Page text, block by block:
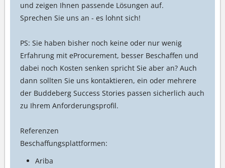
und zeigen Ihnen passende Lösungen auf.
Sprechen Sie uns an - es lohnt sich!
PS: Sie haben bisher noch keine oder nur wenig
Erfahrung mit eProcurement, besser Beschaffen und
dabei noch Kosten senken spricht Sie aber an? Auch
dann sollten Sie uns kontaktieren, ein oder mehrere
der Buddeberg Success Stories passen sicherlich auch
zu Ihrem Anforderungsprofil.
Referenzen
Beschaffungsplattformen:
Ariba